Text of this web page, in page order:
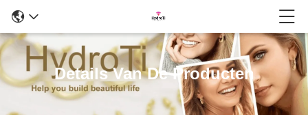
Details Van De Producten